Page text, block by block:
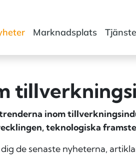
Marknadsplats
inom
teknologiska
de senaste nyheterna,